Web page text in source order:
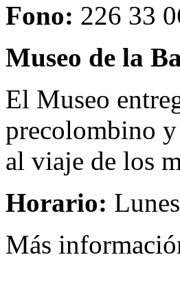
Fono: 226 33
Museo de la
El Museo
precolombino y
al viaje de los
Horario:
Más